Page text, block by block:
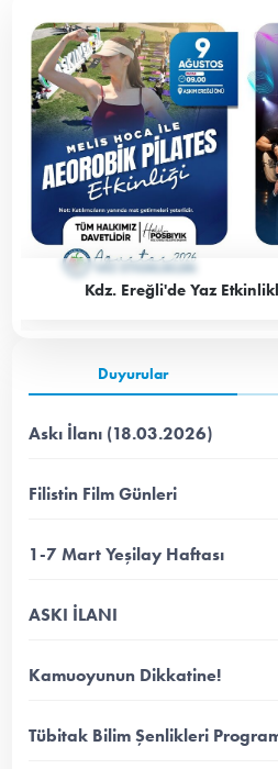
Kdz. Ereğli'de Yaz
Duyurular
Askı İlanı (18.03.2026)
Filistin Film Günleri
1-7 Mart Yeşilay Haftası
ASKI İLANI
Kamuoyunun Dikkatine!
Tübitak Bilim Şenlikleri